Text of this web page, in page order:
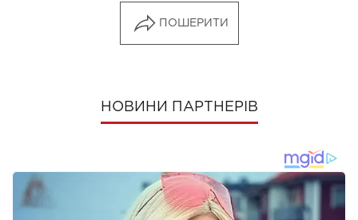
ПОШЕРИТИ
НОВИНИ ПАРТНЕРІВ